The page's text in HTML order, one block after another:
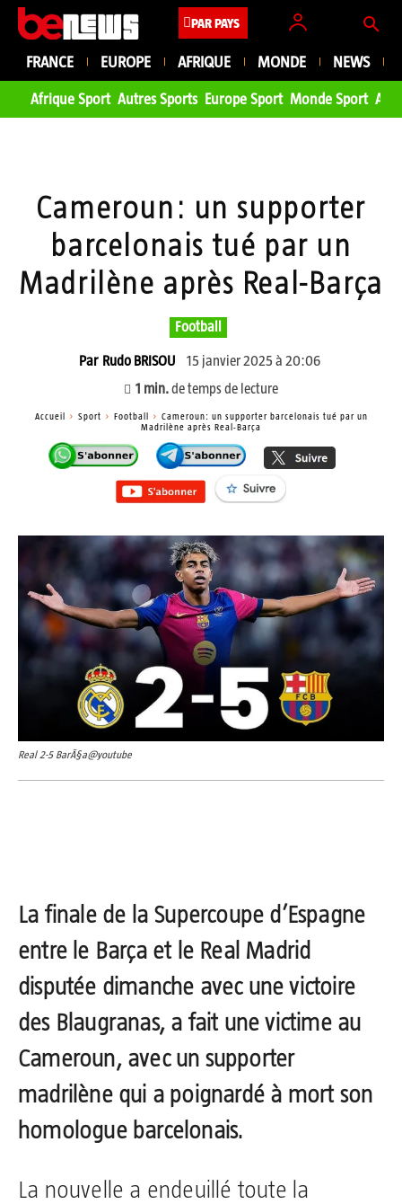
PAR PAYS
FRANCE EUROPE AFRIQUE MONDE NEWS
Afrique Sport Autres Sports Europe Sport Monde Sport
Cameroun: un supporter
barcelonais tué par un
Madrilène après Real-Barça
Football
Par Rudo BRISOU
15 janvier 2025 à 20:06
1 min.de temps de lecture
Accueil Sport Football
Cameroun: un supporter barcelonais tué par un
Madrilène après Real-Barça
Real 2-5 BarÃ§a@youtube
La finale de la Supercoupe d’Espagne
entre le Barça et le Real Madrid
disputée dimanche avec une victoire
des Blaugranas, a fait une victime au
Cameroun, avec un supporter
madrilène qui a poignardé à mort son
homologue barcelonais.
La nouvelle a endeuillé toute la